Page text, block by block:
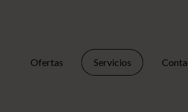
Ofertas Servicios